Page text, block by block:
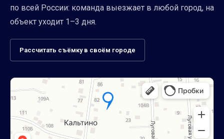
по всей России: команда выезжает в любой город, на
объект уходит 1–3 дня.
Рассчитать съёмку в своём городе